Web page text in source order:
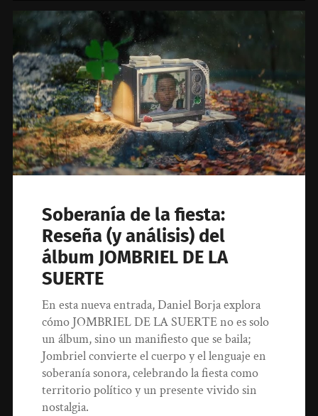
Soberanía de la fiesta:
Reseña (y análisis) del
álbum JOMBRIEL DE LA
SUERTE
En esta nueva entrada, Daniel Borja explora
cómo JOMBRIEL DE LA SUERTE no es solo
un álbum, sino un manifiesto que se baila;
Jombriel convierte el cuerpo y el lenguaje en
soberanía sonora, celebrando la fiesta como
territorio político y un presente vivido sin
nostalgia.